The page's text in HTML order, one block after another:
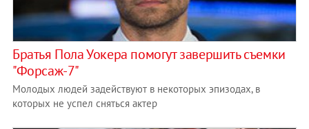
Братья Пола Уокера помогут завершить съемки
"Форсаж-7"
Молодых людей задействуют в некоторых эпизодах, в
которых не успел сняться актер